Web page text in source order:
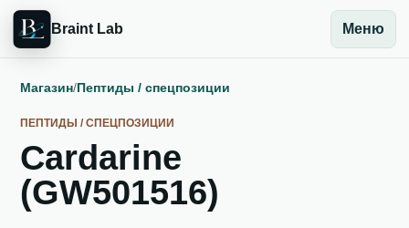
Braint Lab Меню
Магазин/Пептиды / спецпозиции
ПЕПТИДЫ / СПЕЦПОЗИЦИИ
Cardarine
(GW501516)